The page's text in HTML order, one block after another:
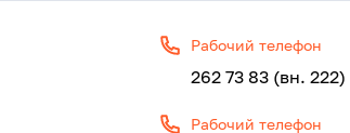
Рабочий телефон
262 73 83 (вн. 222)
Рабочий телефон